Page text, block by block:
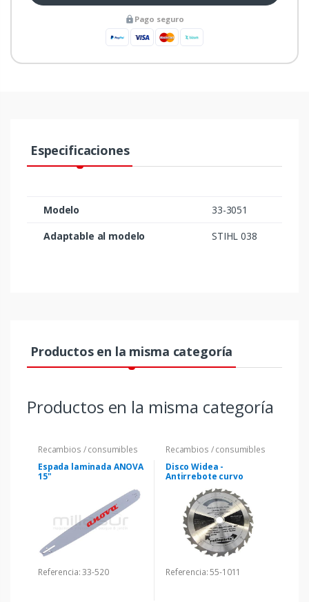
Pago seguro
Especificaciones
Modelo
33-3051
Adaptable al modelo
STIHL 038
Productos en la misma categoría
Productos en la misma categoría
Recambios / consumibles
Espada laminada ANOVA
15"
Referencia: 33-520
Recambios / consumibles
Disco Widea -
Antirrebote curvo
Referencia: 55-1011